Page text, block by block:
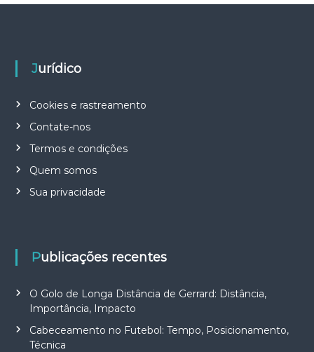
Jurídico
Cookies e rastreamento
Contate-nos
Termos e condições
Quem somos
Sua privacidade
Publicações recentes
O Golo de Longa Distância de Gerrard: Distância,
Importância, Impacto
Cabeceamento no Futebol: Tempo, Posicionamento,
Técnica